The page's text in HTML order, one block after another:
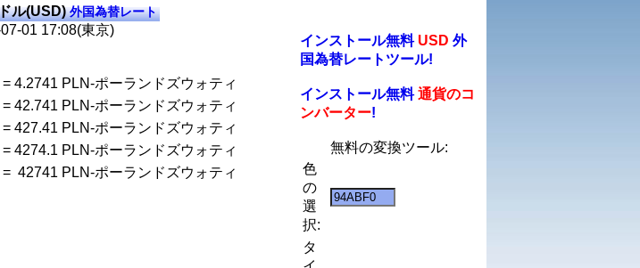
ル(USD)外国為替レート
01 17:08(東京)
= 4.2741 PLN-ポーランドズウォティ
= 42.741 PLN-ポーランドズウォティ
= 427.41 PLN-ポーランドズウォティ
= 4274.1 PLN-ポーランドズウォティ
= 42741 PLN-ポーランドズウォティ
インストール無料 USD 外
国為替レートツール!
インストール無料通貨のコ
ンバーター!
無料の変換ツール:
色
の
選
択:
タ